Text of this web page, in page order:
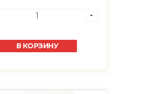
В КОРЗИНУ